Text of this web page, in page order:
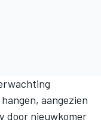
aangezien
door nieuwkomer